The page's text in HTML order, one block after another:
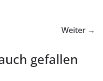
Weiter →
gefallen